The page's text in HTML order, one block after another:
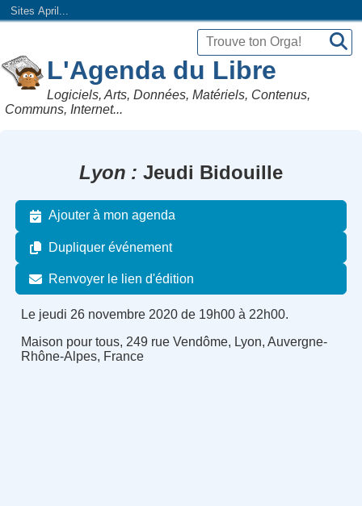
Sites April...
L'Agenda du Libre
Logiciels, Arts, Données, Matériels, Contenus,
Communs, Internet...
Lyon Jeudi Bidouille
Ajouter à mon agenda
Dupliquer événement
Renvoyer le lien d'édition
Le jeudi 26 novembre 2020 de 19h00 à 22h00.
Maison pour tous, 249 rue Vendôme, Lyon, Auvergne-
Rhône-Alpes, France